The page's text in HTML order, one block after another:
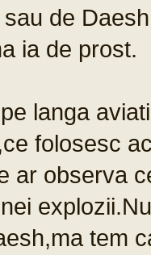
de
ia de prost.
langa
folosesc
ar observa
tem